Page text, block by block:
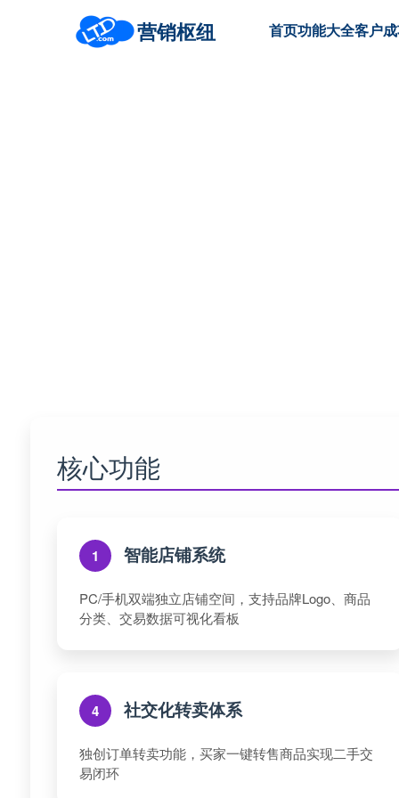
营销枢纽 首页功能大全客户
核心功能
1 智能店铺系统
PC/手机双端独立店铺空间，支持品牌Logo、商品
分类、交易数据可视化看板
4 社交化转卖体系
独创订单转卖功能，买家一键转售商品实现二手交
易闭环